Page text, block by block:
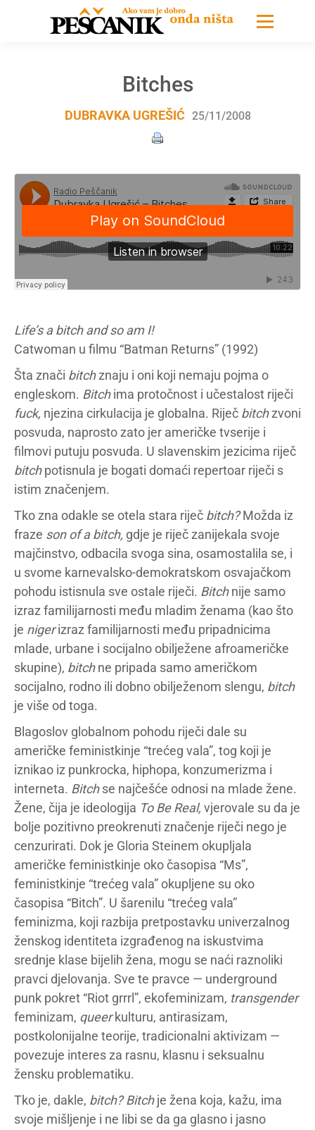
Bitches
DUBRAVKA UGREŠIĆ 25/11/2008
Life’s a bitch and so am I!
Catwoman u filmu “Batman Returns” (1992)
Šta znači bitchznaju i oni koji nemaju pojma o
engleskom. Bitchima protočnost i učestalost riječi
fuck, njezina cirkulacija je globalna. Riječ bitchzvoni
posvuda, naprosto zato jer američke tvserije i
filmovi putuju posvuda. U slavenskim jezicima riječ
bitchpotisnula je bogati domaći repertoar riječi s
istim značenjem.
Tko zna odakle se otela stara riječ bitch?Možda iz
fraze son of a bitch, gdje je riječ zanijekala svoje
majčinstvo, odbacila svoga sina, osamostalila se, i
u svome karnevalsko-demokratskom osvajačkom
pohodu istisnula sve ostale riječi. Bitchnije samo
izraz familijarnosti među mladim ženama (kao što
je nigerizraz familijarnosti među pripadnicima
mlade, urbane i socijalno obilježene afroameričke
skupine), bitchne pripada samo američkom
socijalno, rodno ili dobno obilježenom slengu, bitch
je više od toga.
Blagoslov globalnom pohodu riječi dale su
američke feministkinje “trećeg vala”, tog koji je
iznikao iz punkrocka, hiphopa, konzumerizma i
interneta. Bitchse najčešće odnosi na mlade žene.
Žene, čija je ideologija To Be Real, vjerovale su da je
bolje pozitivno preokrenuti značenje riječi nego je
cenzurirati. Dok je Gloria Steinem okupljala
američke feministkinje oko časopisa “Ms”,
feministkinje “trećeg vala” okupljene su oko
časopisa “Bitch”. U šarenilu “trećeg vala”
feminizma, koji razbija pretpostavku univerzalnog
ženskog identiteta izgrađenog na iskustvima
srednje klase bijelih žena, mogu se naći raznoliki
pravci djelovanja. Sve te pravce — underground
punk pokret “Riot grrrl”, ekofeminizam, transgender
feminizam, queer kulturu, antirasizam,
postkolonijalne teorije, tradicionalni aktivizam —
povezuje interes za rasnu, klasnu i seksualnu
žensku problematiku.
Tko je, dakle, bitch? Bitchje žena koja, kažu, ima
svoje mišljenje i ne libi se da ga glasno i jasno